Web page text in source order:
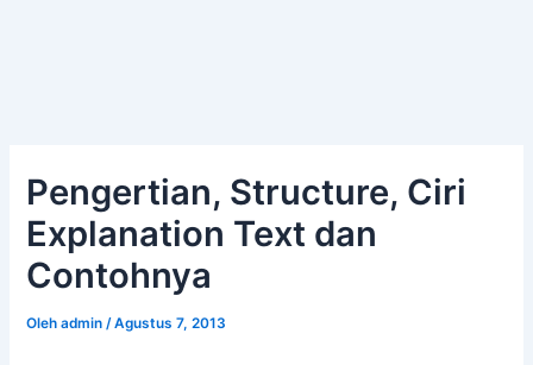
Pengertian, Structure, Ciri
Explanation Text dan
Contohnya
Olehadmin /Agustus 7, 2013